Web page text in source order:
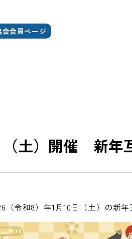
会会員ページ
（土）開催 新年
（令和8）年1月10日（土）の新年